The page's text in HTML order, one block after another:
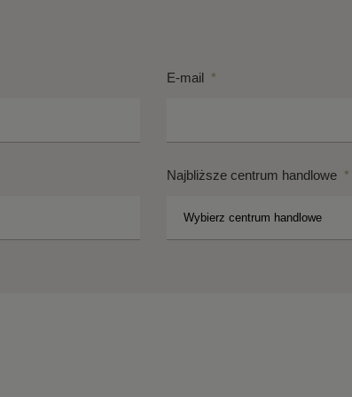
E-mail *
Najbliższe centrum handlowe *